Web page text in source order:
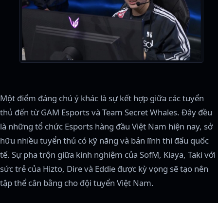
Một điểm đáng chú ý khác là sự kết hợp giữa các tuyển
thủ đến từ GAM Esports và Team Secret Whales. Đây đều
là những tổ chức Esports hàng đầu Việt Nam hiện nay, sở
hữu nhiều tuyển thủ có kỹ năng và bản lĩnh thi đấu quốc
tế. Sự pha trộn giữa kinh nghiệm của SofM, Kiaya, Taki với
sức trẻ của Hizto, Dire và Eddie được kỳ vọng sẽ tạo nên
tập thể cân bằng cho đội tuyển Việt Nam.